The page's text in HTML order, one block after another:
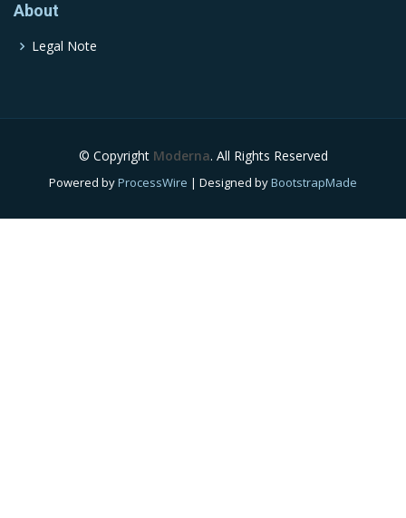
About
Legal Note
© Copyright Moderna. All Rights Reserved
Powered byProcessWire | Designed byBootstrapMade